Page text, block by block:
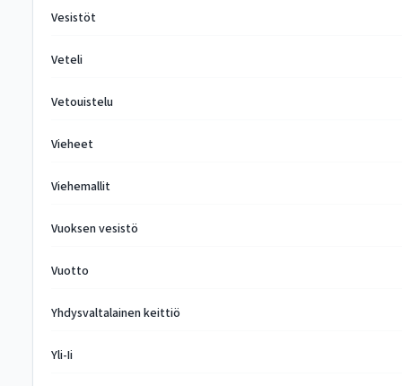
Vesistöt
Veteli
Vetouistelu
Vieheet
Viehemallit
Vuoksen vesistö
Vuotto
Yhdysvaltalainen keittiö
Yli-Ii